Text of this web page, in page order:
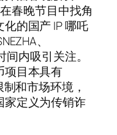
春晚节目中找角
的国产 IP 哪吒
、
内吸引关注。
项目本具有
和市场环境，
家定义为传销诈